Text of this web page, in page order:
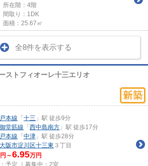
所在階：4階
間取り：1DK
面積：25.67㎡
全8件を表示する
ストフィオーレ十三エリオ
本線 「 十三 」駅 徒歩9分
堂筋線 「 西中島南方 」駅 徒歩17分
本線 「 中津 」駅 徒歩28分
大阪市淀川区十三東 ３丁目
～6.95万円
予定 ｜募集中： 2室